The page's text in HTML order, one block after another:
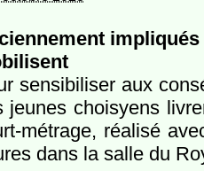
sensibiliser aux
jeunes choisyens
métrage, réalisé
dans la salle du